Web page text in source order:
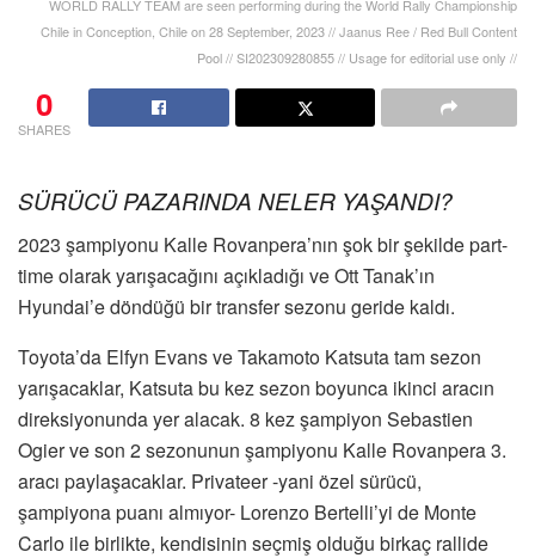
WORLD RALLY TEAM are seen performing during the World Rally Championship
Chile in Conception, Chile on 28 September, 2023 // Jaanus Ree / Red Bull Content
Pool // SI202309280855 // Usage for editorial use only //
0
SHARES
SÜRÜCÜ PAZARINDA NELER YAŞANDI?
2023 şampiyonu Kalle Rovanpera’nın şok bir şekilde part-
time olarak yarışacağını açıkladığı ve Ott Tanak’ın
Hyundai’e döndüğü bir transfer sezonu geride kaldı.
Toyota’da Elfyn Evans ve Takamoto Katsuta tam sezon
yarışacaklar, Katsuta bu kez sezon boyunca ikinci aracın
direksiyonunda yer alacak. 8 kez şampiyon Sebastien
Ogier ve son 2 sezonunun şampiyonu Kalle Rovanpera 3.
aracı paylaşacaklar. Privateer -yani özel sürücü,
şampiyona puanı almıyor- Lorenzo Bertelli’yi de Monte
Carlo ile birlikte, kendisinin seçmiş olduğu birkaç rallide